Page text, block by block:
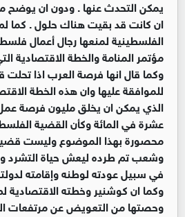
يمكن التحدث عنها . ودون ان يوضح
ان كانت قد بقيت هناك حلول . كما لم
الفلسطينية لمنعها رجال أعمال
مؤتمر المنامة والخطة الاقتصادية
وكما قال انها فرصة العرب اذا تحلت
للموافقة عليها وان هذه الخطة
الذي يمكن ان يخلق مليون فرصة
عشرة في المائة وكأن القضية
محصورة بهذا الموضوع وليست
وشعب تم طرده ليعش حياة التشرد
في سبيل عودته لوطنه وإقامته
وكما ان كوشنير وخطته الاقتصادية
وحصتها من التعويض عن مرتفعات